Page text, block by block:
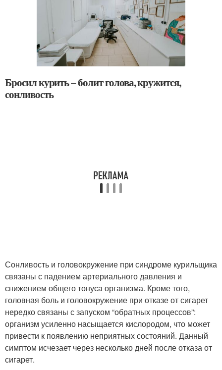
Бросил курить – болит голова, кружится,
сонливость
Сонливость и головокружение при синдроме курильщика
связаны с падением артериального давления и
снижением общего тонуса организма. Кроме того,
головная боль и головокружение при отказе от сигарет
нередко связаны с запуском “обратных процессов”:
организм усиленно насыщается кислородом, что может
привести к появлению неприятных состояний. Данный
симптом исчезает через несколько дней после отказа от
сигарет.